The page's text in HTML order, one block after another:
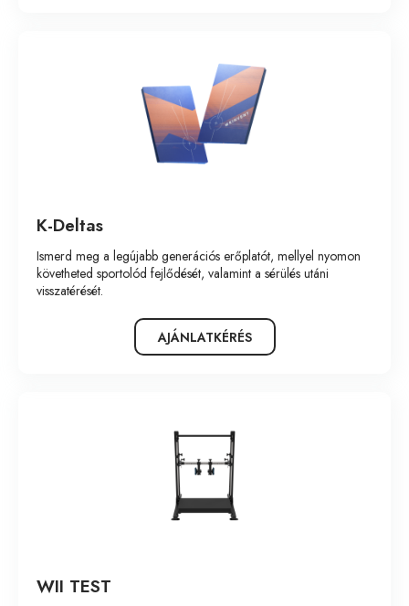
K-Deltas
Ismerd meg a legújabb generációs erőplatót, mellyel nyomon
követheted sportolód fejlődését, valamint a sérülés utáni
visszatérését.
AJÁNLATKÉRÉS
WII TEST